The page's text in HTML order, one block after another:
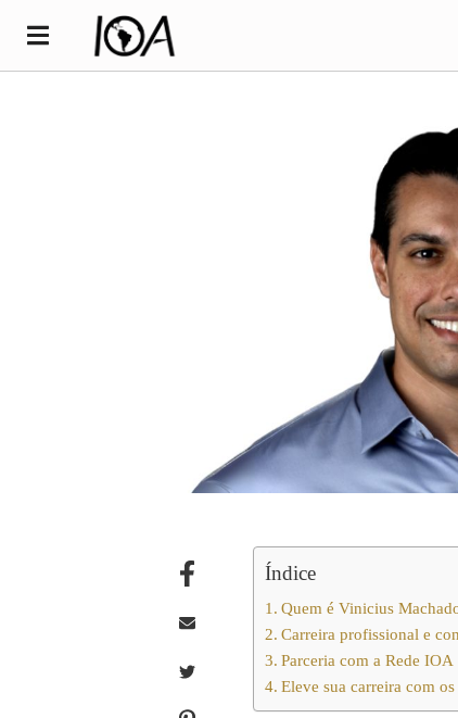
Índice
Quem é Vinicius
Carreira profissional e
Parceria com a Rede IOA
Eleve sua carreira com